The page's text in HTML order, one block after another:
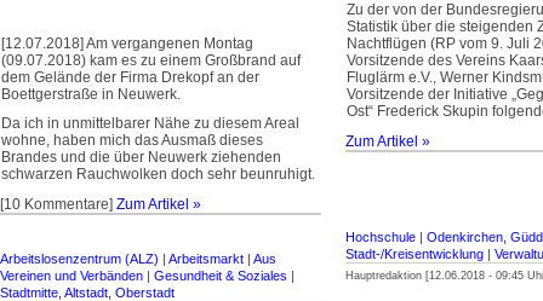
[12.07.2018] Am vergangenen Montag
(09.07.2018) kam es zu einem Groß­brand auf
dem Gelände der Firma Drekopf an der
Boettgerstraße in Neuwerk.
Da ich in unmittelbarer Nähe zu diesem Areal
wohne, haben mich das Ausmaß dieses
Brandes und die über Neuwerk ziehenden
schwarzen Rauchwolken doch sehr beunruhigt.
[10 Kommentare] Zum Artikel »
Zu der von der
Statistik über die steigenden
Nachtflügen (RP vom 9. Juli
Vorsitzende des Vereins
Fluglärm e.V., Werner
Vorsitzende der Initiative
Ost“ Frederick Skupin
Zum Artikel »
Arbeitslosenzentrum (ALZ) | Arbeitsmarkt | Aus
Vereinen und Verbänden | Gesundheit & Soziales |
Stadtmitte, Altstadt, Oberstadt
Hochschule | Odenkirchen,
Stadt-/Kreisentwicklung |
Hauptredaktion [12.06.2018 - 09:45